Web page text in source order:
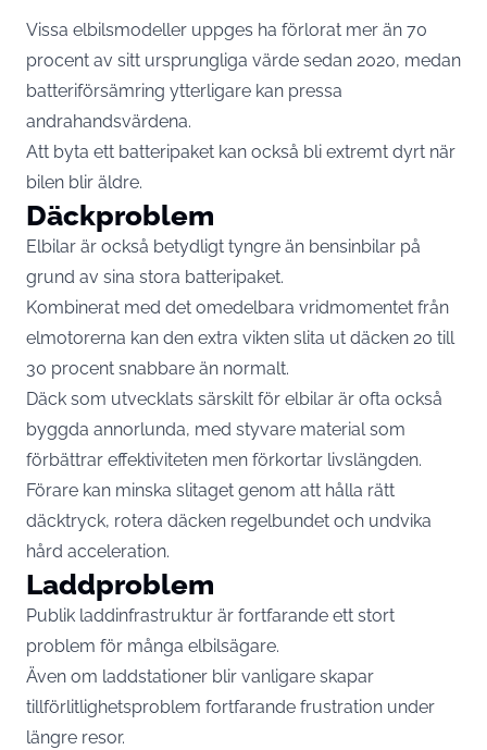
Vissa elbilsmodeller uppges ha förlorat mer än 70
procent av sitt ursprungliga värde sedan 2020, medan
batteriförsämring ytterligare kan pressa
andrahandsvärdena.
Att byta ett batteripaket kan också bli extremt dyrt när
bilen blir äldre.
Däckproblem
Elbilar är också betydligt tyngre än bensinbilar på
grund av sina stora batteripaket.
Kombinerat med det omedelbara vridmomentet från
elmotorerna kan den extra vikten slita ut däcken 20 till
30 procent snabbare än normalt.
Däck som utvecklats särskilt för elbilar är ofta också
byggda annorlunda, med styvare material som
förbättrar effektiviteten men förkortar livslängden.
Förare kan minska slitaget genom att hålla rätt
däcktryck, rotera däcken regelbundet och undvika
hård acceleration.
Laddproblem
Publik laddinfrastruktur är fortfarande ett stort
problem för många elbilsägare.
Även om laddstationer blir vanligare skapar
tillförlitlighetsproblem fortfarande frustration under
längre resor.